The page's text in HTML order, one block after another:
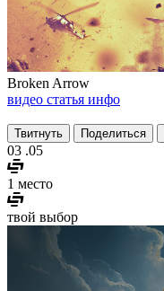
Broken Arrow
видео статья инфо
Твитнуть Поделиться
03 .05
1 место
твой выбор